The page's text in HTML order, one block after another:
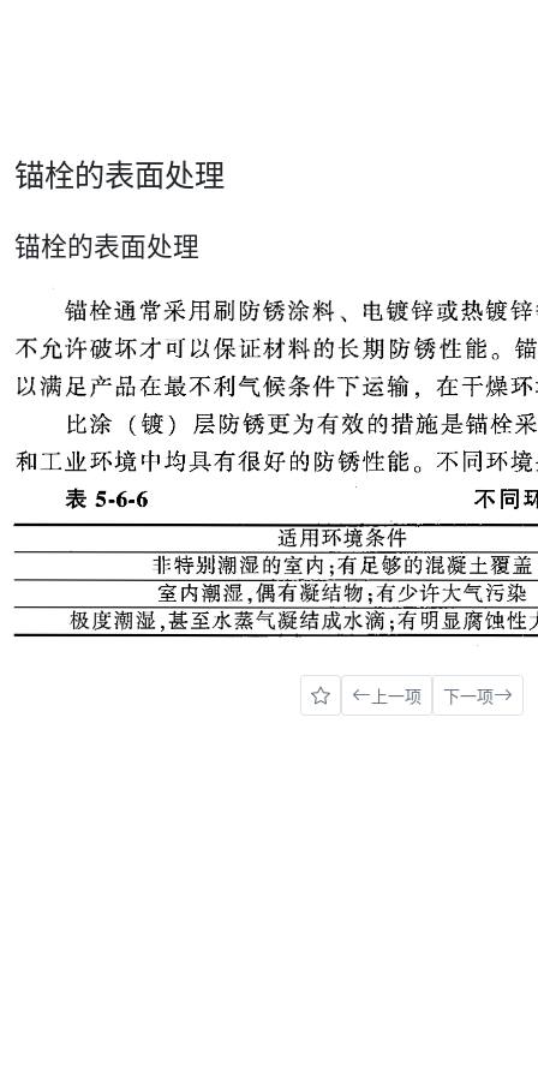
锚栓的表面处理
锚栓的表面处理
上一项 下一项